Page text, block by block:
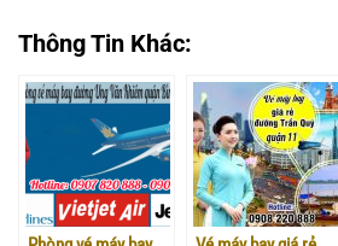
Thông Tin Khác: